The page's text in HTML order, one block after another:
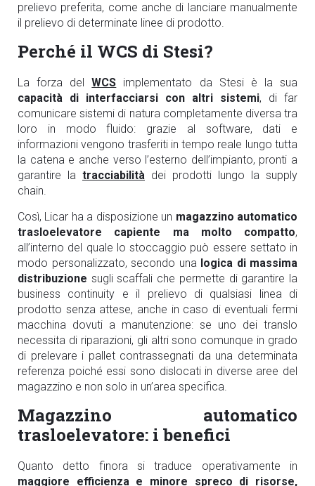
prelievo preferita, come anche di lanciare manualmente
il prelievo di determinate linee di prodotto.
Perché il WCS di Stesi?
La forza delWCS implementato da Stesi è la sua
capacità di interfacciarsi con altri sistemi, di far
comunicare sistemi di natura completamente diversa tra
loro in modo fluido: grazie al software, dati e
informazioni vengono trasferiti in tempo reale lungo tutta
la catena e anche verso l’esterno dell’impianto, pronti a
garantire la tracciabilità dei prodotti lungo la supply
chain.
Così, Licar ha a disposizione un magazzino automatico
trasloelevatore capiente ma molto compatto,
all’interno del quale lo stoccaggio può essere settato in
modo personalizzato, secondo una logica di massima
distribuzione sugli scaffali che permette di garantire la
business continuity e il prelievo di qualsiasi linea di
prodotto senza attese, anche in caso di eventuali fermi
macchina dovuti a manutenzione: se uno dei translo
necessita di riparazioni, gli altri sono comunque in grado
di prelevare i pallet contrassegnati da una determinata
referenza poiché essi sono dislocati in diverse aree del
magazzino e non solo in un’area specifica.
Magazzino automatico
trasloelevatore: i benefici
Quanto detto finora si traduce operativamente in
maggiore efficienza e minore spreco di risorse,